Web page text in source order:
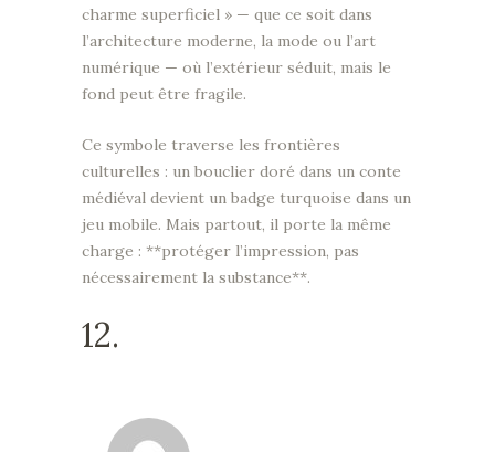
charme superficiel » — que ce soit dans
l’architecture moderne, la mode ou l’art
numérique — où l’extérieur séduit, mais le
fond peut être fragile.
Ce symbole traverse les frontières
culturelles : un bouclier doré dans un conte
médiéval devient un badge turquoise dans un
jeu mobile. Mais partout, il porte la même
charge : **protéger l’impression, pas
nécessairement la substance**.
12.